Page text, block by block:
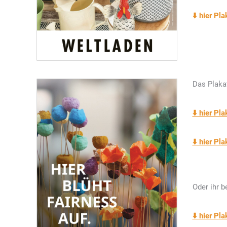
⬇️ hier
Das
⬇️ hier
⬇️ hier
Oder ihr
⬇️ hier